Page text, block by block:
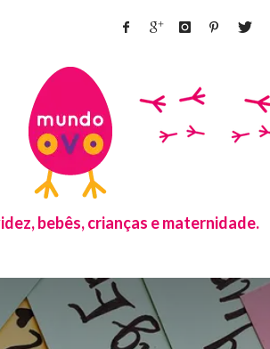
bebês, crianças e maternidade.